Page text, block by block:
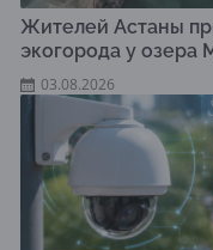
Жителей Астаны
экогорода у озера
03.08.2026